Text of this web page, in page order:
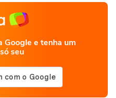
Google e tenha um
seu